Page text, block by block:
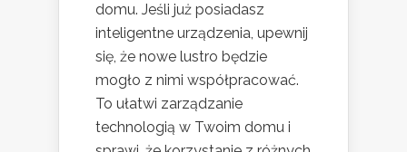
domu. Jeśli już posiadasz
inteligentne urządzenia, upewnij
się, że nowe lustro będzie
mogło z nimi współpracować.
To ułatwi zarządzanie
technologią w Twoim domu i